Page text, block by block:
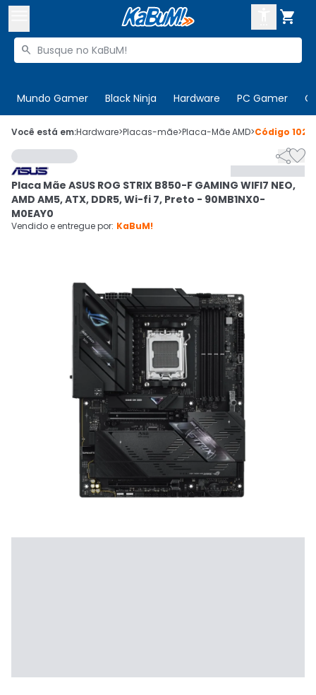

Buscar produtos

Mundo Gamer Black Ninja Hardware PC Gamer
 Olá. Acesse sua conta
 Departamentos
Cupons
Mais Vendidos
CADASTRE-SE
Você está em:Hardware>Placas-mãe>Placa-Mãe AMD>Código

Placa Mãe ASUS ROG STRIX B850-F GAMING WIFI7 NEO,
AMD AM5, ATX, DDR5, Wi-fi 7, Preto - 90MB1NX0-
M0EAY0
Vendido e entregue por: KaBuM!